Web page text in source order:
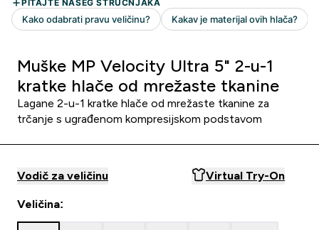
Muške MP Velocity Ultra 5" 2-u-1
kratke hlače od mrežaste tkanine
Lagane 2-u-1 kratke hlače od mrežaste tkanine za
trčanje s ugrađenom kompresijskom podstavom
Vodič za veličinu Virtual Try-On
Veličina: